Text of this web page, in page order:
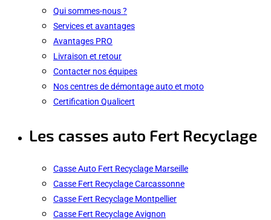
Qui sommes-nous ?
Services et avantages
Avantages PRO
Livraison et retour
Contacter nos équipes
Nos centres de démontage auto et moto
Certification Qualicert
Les casses auto Fert Recyclage
Casse Auto Fert Recyclage Marseille
Casse Fert Recyclage Carcassonne
Casse Fert Recyclage Montpellier
Casse Fert Recyclage Avignon